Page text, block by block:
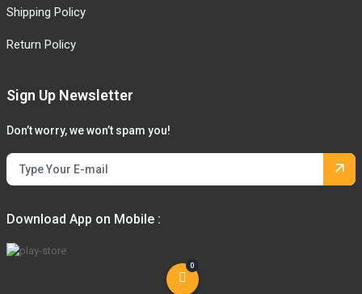
Shipping Policy
Return Policy
Sign Up Newsletter
Don’t worry, we won’t spam you!
Download App on Mobile :
0